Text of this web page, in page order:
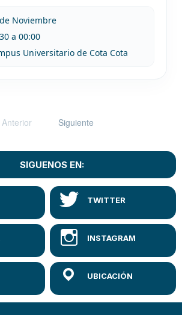
Noviembre
a 00:00
Universitario de Cota Cota
Anterior Siguiente
SIGUENOS EN: